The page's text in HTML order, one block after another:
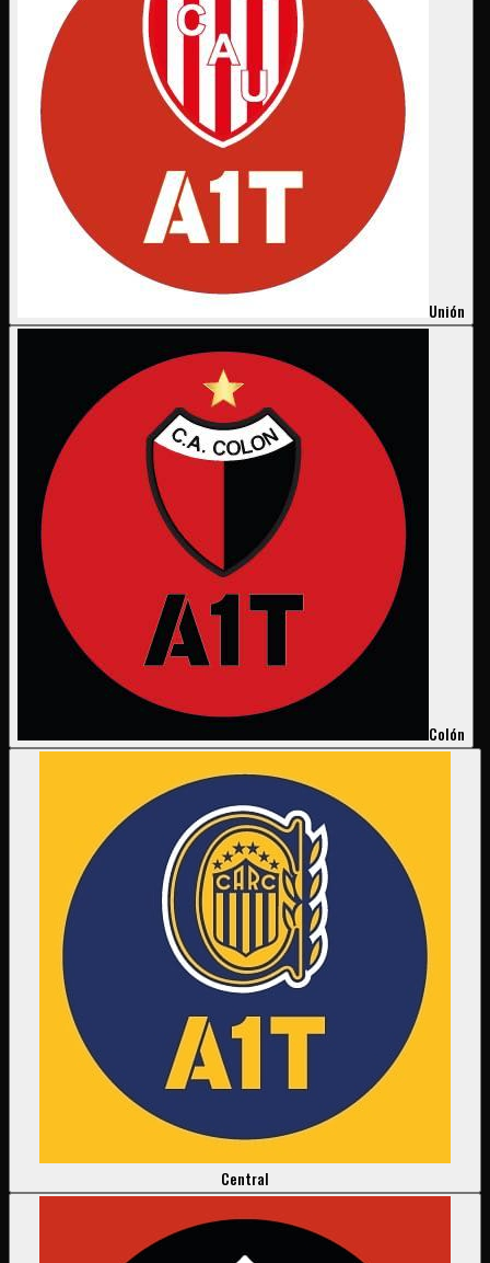
Unión
Colón
Central